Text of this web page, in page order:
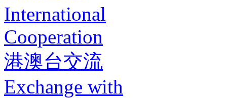
International
Cooperation
港澳台交流
Exchange with